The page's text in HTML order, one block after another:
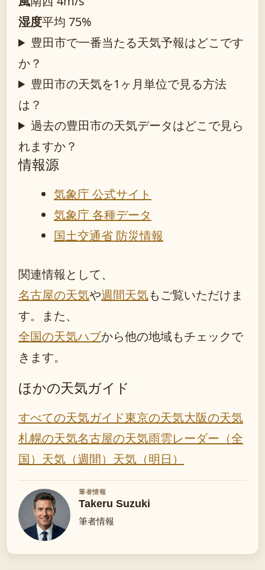
湿度平均 75%
豊田市で一番当たる天気予報はどこです
か？
豊田市の天気を1ヶ月単位で見る方法
は？
過去の豊田市の天気データはどこで見ら
れますか？
情報源
気象庁 公式サイト
気象庁 各種データ
国土交通省 防災情報
関連情報として、
名古屋の天気や週間天気もご覧いただけま
す。また、
全国の天気ハブから他の地域もチェックで
きます。
ほかの天気ガイド
すべての天気ガイド東京の天気大阪の天気
札幌の天気名古屋の天気雨雲レーダー（全
国） 天気（週間） 天気（明日）
筆者情報
Takeru Suzuki
筆者情報